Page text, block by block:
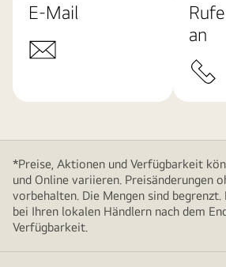
E-Mail
an
*Preise, Aktionen und Verfügbarkeit
und Online variieren. Preisänderungen
vorbehalten. Die Mengen sind begrenzt.
bei Ihren lokalen Händlern nach dem
Verfügbarkeit.